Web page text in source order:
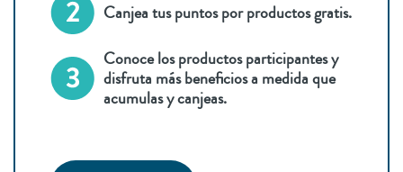
Canjea tus puntos por productos gratis.
Conoce los productos participantes y
disfruta más beneficios a medida que
acumulas y canjeas.